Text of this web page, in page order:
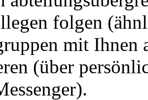
folgen
mit Ihnen
(über